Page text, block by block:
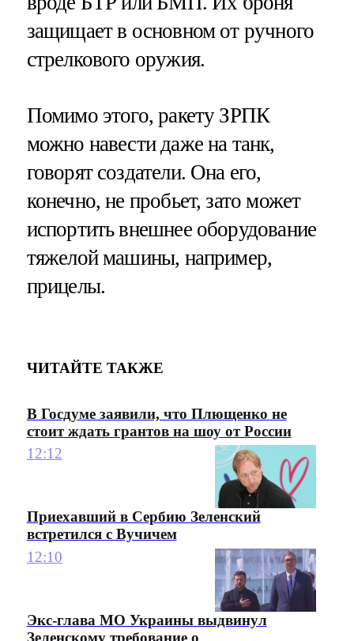
защищает в основном от ручного
стрелкового оружия.
Помимо этого, ракету ЗРПК
можно навести даже на танк,
говорят создатели. Она его,
конечно, не пробьет, зато может
испортить внешнее оборудование
тяжелой машины, например,
прицелы.
ЧИТАЙТЕ ТАКЖЕ
В Госдуме заявили, что Плющенко не
стоит ждать грантов на шоу от России
12:12
Приехавший в Сербию Зеленский
встретился с Вучичем
12:10
Экс-глава МО Украины выдвинул
Зеленскому требование о